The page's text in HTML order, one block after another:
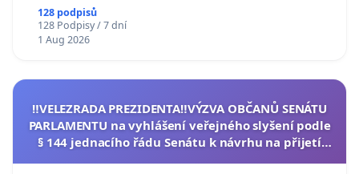
128 podpisů
128 Podpisy / 7 dní
1 Aug 2026
‼️VELEZRADA PREZIDENTA‼️VÝZVA OBČANŮ SENÁTU
PARLAMENTU na vyhlášení veřejného slyšení podle
§ 144 jednacího řádu Senátu k návrhu na přijetí